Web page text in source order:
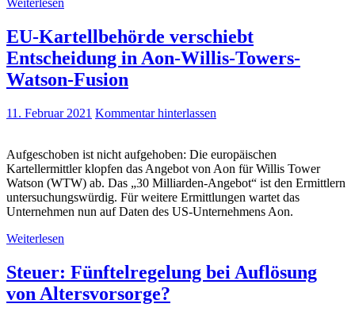
Weiterlesen
EU-Kartellbehörde verschiebt
Entscheidung in Aon-Willis-Towers-
Watson-Fusion
11. Februar 2021 Kommentar hinterlassen
Aufgeschoben ist nicht aufgehoben: Die europäischen
Kartellermittler klopfen das Angebot von Aon für Willis Tower
Watson (WTW) ab. Das „30 Milliarden-Angebot“ ist den Ermittlern
untersuchungswürdig. Für weitere Ermittlungen wartet das
Unternehmen nun auf Daten des US-Unternehmens Aon.
Weiterlesen
Steuer: Fünftelregelung bei Auflösung
von Altersvorsorge?